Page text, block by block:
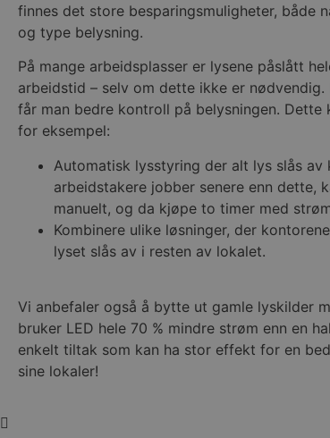
finnes det store besparingsmuligheter, både
og type belysning.
På mange arbeidsplasser er lysene påslått
arbeidstid – selv om dette ikke er
får man bedre kontroll på belysningen. Dette
for eksempel:
Automatisk lysstyring der alt lys slås av
arbeidstakere jobber senere enn dette,
manuelt, og da kjøpe to timer med
Kombinere ulike løsninger, der
lyset slås av i resten av lokalet.
Vi anbefaler også å bytte ut gamle lyskilder
bruker LED hele 70 % mindre strøm enn en
enkelt tiltak som kan ha stor effekt for en
sine lokaler!